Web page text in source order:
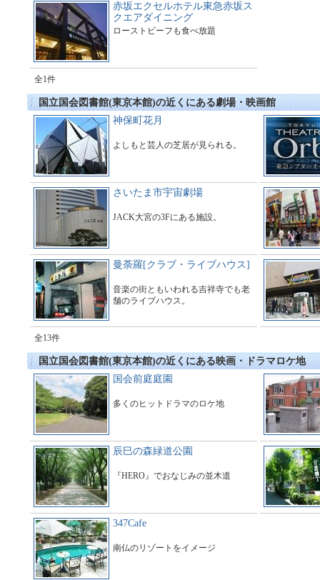
赤坂エクセルホテル東急赤坂ス
クエアダイニング
ローストビーフも食べ放題
全1件
国立国会図書館(東京本館)の近くにある劇場・映画館
神保町花月
よしもと芸人の芝居が見られる。
さいたま市宇宙劇場
JACK大宮の3Fにある施設。
曼荼羅[クラブ・ライブハウス]
音楽の街ともいわれる吉祥寺でも老
舗のライブハウス。
全13件
国立国会図書館(東京本館)の近くにある映画・ドラマロケ地
国会前庭庭園
多くのヒットドラマのロケ地
辰巳の森緑道公園
『HERO』でおなじみの並木道
347Cafe
南仏のリゾートをイメージ